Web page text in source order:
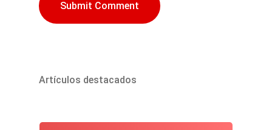
Artículos destacados